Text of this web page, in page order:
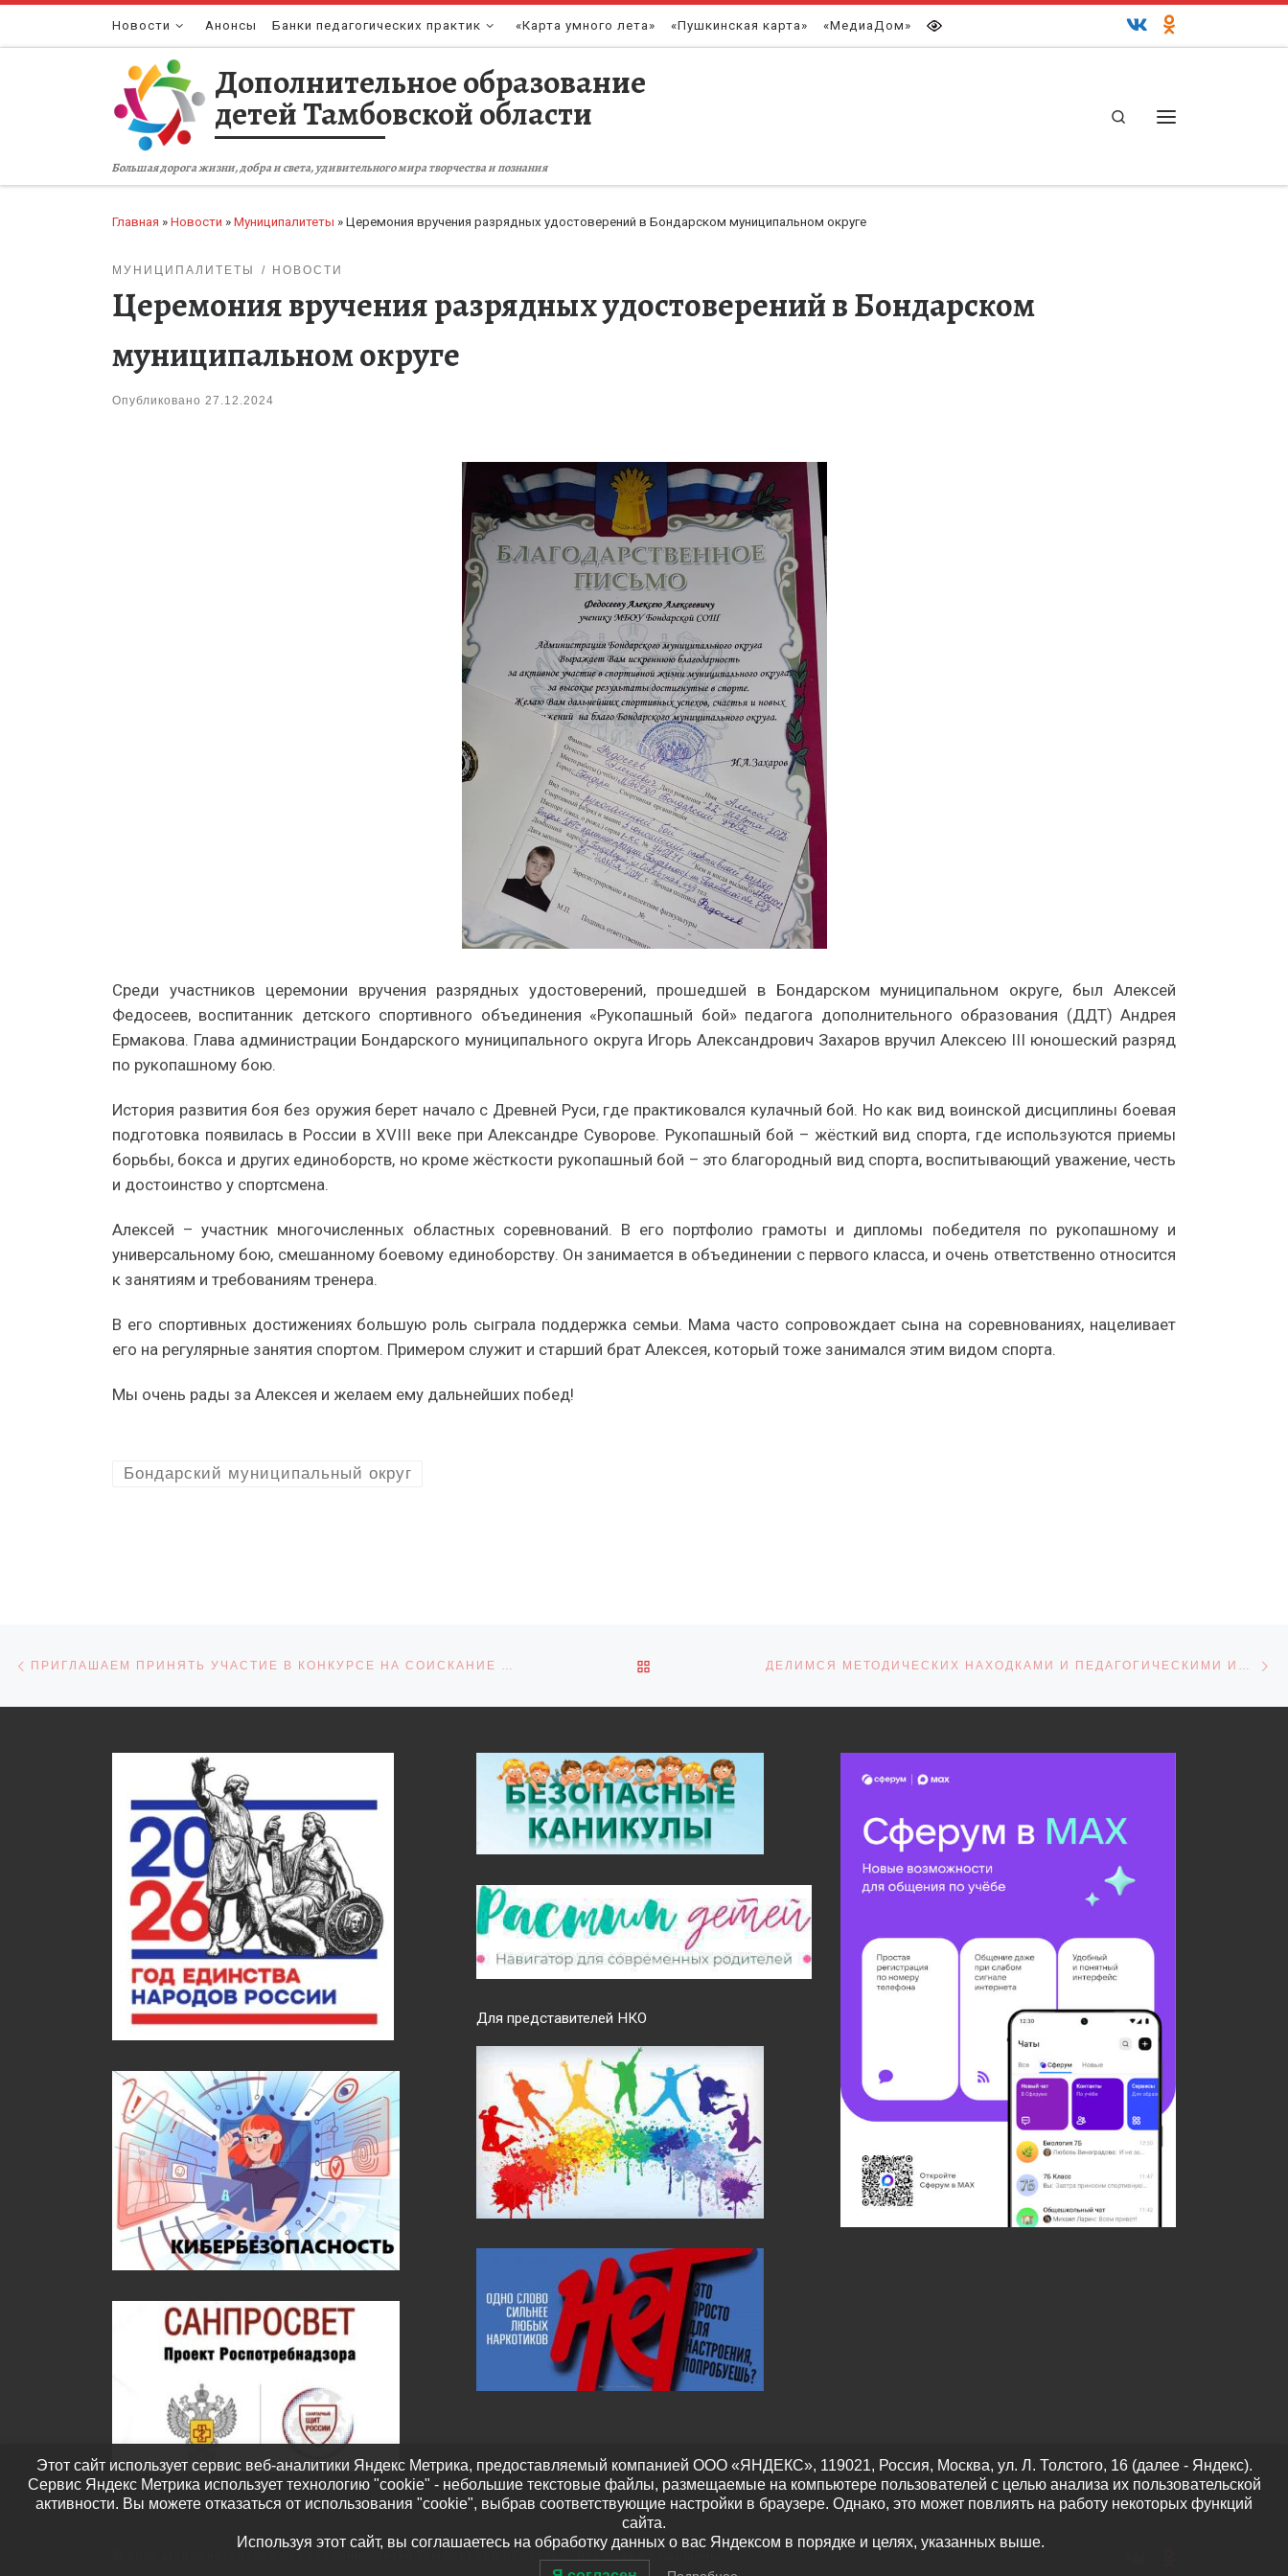
Перейти к содержимому
Новости Анонсы Банки педагогических практик «Карта умного лета» «Пушкинская карта» «МедиаДом»
Дополнительное образование
детей Тамбовской области
Большая дорога жизни, добра и света, удивительного мира творчества и познания
Search
Главная » Новости » Муниципалитеты » Церемония вручения разрядных удостоверений в Бондарском муниципальном округе
МУНИЦИПАЛИТЕТЫ НОВОСТИ
Церемония вручения разрядных удостоверений в Бондарском
муниципальном округе
Опубликовано 27.12.2024
Среди участников церемонии вручения разрядных удостоверений, прошедшей в Бондарском муниципальном округе, был Алексей
Федосеев, воспитанник детского спортивного объединения «Рукопашный бой» педагога дополнительного образования (ДДТ) Андрея
Ермакова. Глава администрации Бондарского муниципального округа Игорь Александрович Захаров вручил Алексею III юношеский разряд
по рукопашному бою.
История развития боя без оружия берет начало с Древней Руси, где практиковался кулачный бой. Но как вид воинской дисциплины боевая
подготовка появилась в России в XVIII веке при Александре Суворове. Рукопашный бой – жёсткий вид спорта, где используются приемы
борьбы, бокса и других единоборств, но кроме жёсткости рукопашный бой – это благородный вид спорта, воспитывающий уважение, честь
и достоинство у спортсмена.
Алексей – участник многочисленных областных соревнований. В его портфолио грамоты и дипломы победителя по рукопашному и
универсальному бою, смешанному боевому единоборству. Он занимается в объединении с первого класса, и очень ответственно относится
к занятиям и требованиям тренера.
В его спортивных достижениях большую роль сыграла поддержка семьи. Мама часто сопровождает сына на соревнованиях, нацеливает
его на регулярные занятия спортом. Примером служит и старший брат Алексея, который тоже занимался этим видом спорта.
Мы очень рады за Алексея и желаем ему дальнейших побед!
Бондарский муниципальный округ
Навигация по записям ПРИГЛАШАЕМ ПРИНЯТЬ УЧАСТИЕ В КОНКУРСЕ НА СОИСКАНИЕ НАЦИОНАЛЬНОЙ ПРЕМИИ «ХРУСТАЛЬНЫЙ КОМПАС» ОБРАТНО К СПИСКУ ЗАПИСЕЙ ДЕЛИМСЯ МЕТОДИЧЕСКИХ НАХОДКАМИ И ПЕДАГОГИЧЕСКИМИ ИДЕЯМИ НА ВСЕРОССИЙСКОМ УРОВНЕ
Для представителей НКО
Дополнительное образование детей Тамбовской области – Все права защищены
Этот сайт использует сервис веб-аналитики Яндекс Метрика, предоставляемый компанией ООО «ЯНДЕКС», 119021, Россия, Москва, ул. Л. Толстого, 16 (далее - Яндекс).
Сервис Яндекс Метрика использует технологию "cookie" - небольшие текстовые файлы, размещаемые на компьютере пользователей с целью анализа их пользовательской
активности. Вы можете отказаться от использования "cookie", выбрав соответствующие настройки в браузере. Однако, это может повлиять на работу некоторых функций
сайта.
Используя этот сайт, вы соглашаетесь на обработку данных о вас Яндексом в порядке и целях, указанных выше.